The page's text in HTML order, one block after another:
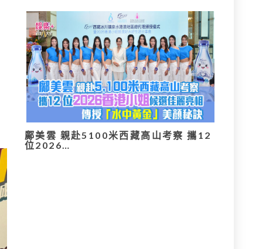
鄺美雲 親赴5100米西藏高山考察 攜12
位2026…